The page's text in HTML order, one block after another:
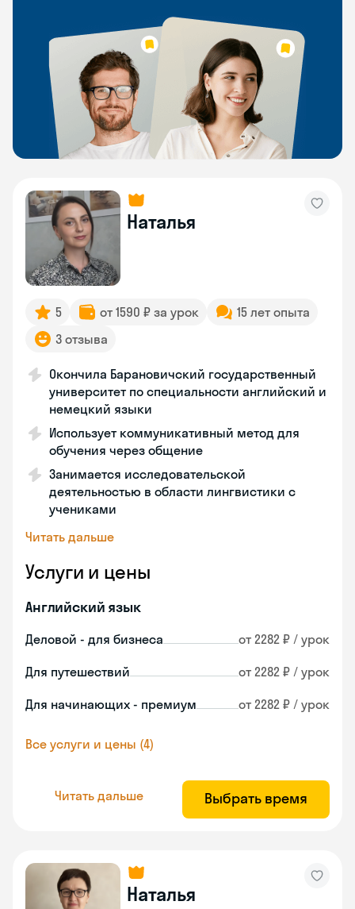
Наталья
5 от 1590 ₽ за урок
15 лет опыта
3 отзыва
Окончила Барановичский государственный
университет по специальности английский и
немецкий языки
Использует коммуникативный метод для
обучения через общение
Занимается исследовательской
деятельностью в области лингвистики с
учениками
Читать дальше
Услуги и цены
Английский язык
Деловой - для бизнеса от 2282 ₽ / урок
Для путешествий от 2282 ₽ / урок
Для начинающих - премиум от 2282 ₽ / урок
Все услуги и цены (4)
Читать дальше Выбрать время
Наталья